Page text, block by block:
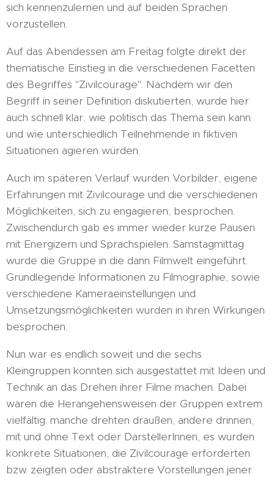
sich kennenzulernen und auf beiden Sprachen
vorzustellen.
Auf das Abendessen am Freitag folgte direkt der
thematische Einstieg in die verschiedenen Facetten
des Begriffes "Zivilcourage". Nachdem wir den
Begriff in seiner Definition diskutierten, wurde hier
auch schnell klar, wie politisch das Thema sein kann
und wie unterschiedlich Teilnehmende in fiktiven
Situationen agieren würden.
Auch im späteren Verlauf wurden Vorbilder, eigene
Erfahrungen mit Zivilcourage und die verschiedenen
Möglichkeiten, sich zu engagieren, besprochen.
Zwischendurch gab es immer wieder kurze Pausen
mit Energizern und Sprachspielen. Samstagmittag
wurde die Gruppe in die dann Filmwelt eingeführt.
Grundlegende Informationen zu Filmographie, sowie
verschiedene Kameraeinstellungen und
Umsetzungsmöglichkeiten wurden in ihren Wirkungen
besprochen.
Nun war es endlich soweit und die sechs
Kleingruppen konnten sich ausgestattet mit Ideen und
Technik an das Drehen ihrer Filme machen. Dabei
waren die Herangehensweisen der Gruppen extrem
vielfältig: manche drehten draußen, andere drinnen,
mit und ohne Text oder DarstellerInnen, es wurden
konkrete Situationen, die Zivilcourage erforderten
bzw. zeigten oder abstraktere Vorstellungen jener